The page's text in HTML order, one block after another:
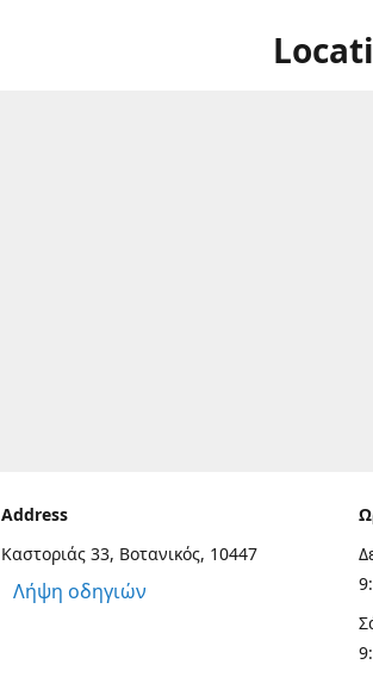
Address
Καστοριάς 33, Βοτανικός, 10447
Λήψη οδηγιών